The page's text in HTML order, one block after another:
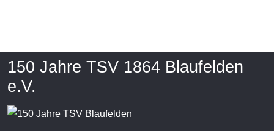
150 Jahre TSV 1864 Blaufelden
e.V.